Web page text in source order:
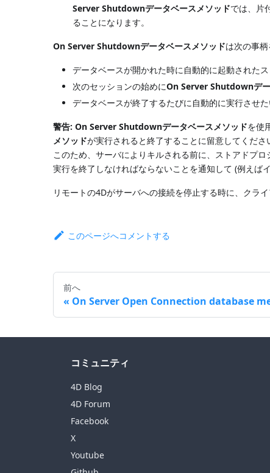
Server Shutdownデータベースメソッドでは、片
ることになります。
On Server Shutdownデータベースメソッドは次の事
データベースが開かれた時に自動的に起動された
次のセッションの始めにOn Server Shutdownデ
データベースが終了するたびに自動的に実行させ
警告: On Server Shutdownデータベースメソッドを使
メソッドが実行されると終了することに留意してくだ
このため、サーバによりキルされる前に、ストアドプ
実行を終了しなければならないことを通知して (例えば
リモートの4Dがサーバへの接続を停止する時に、クラ
このページへコメントする
前へ
On Server Open Connection database
コミュニティ
4D Blog
4D Forum
Facebook
X
Youtube